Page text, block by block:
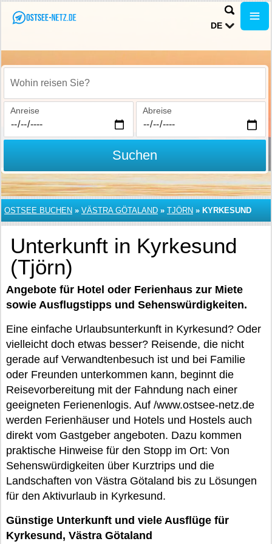
DE
Wohin reisen Sie?
Anreise Abreise
Suchen
OSTSEE BUCHEN » VÄSTRA GÖTALAND » TJÖRN » KYRKESUND
Unterkunft in Kyrkesund
(Tjörn)
Angebote für Hotel oder Ferienhaus zur Miete
sowie Ausflugstipps und Sehenswürdigkeiten.
Eine einfache Urlaubsunterkunft in Kyrkesund? Oder
vielleicht doch etwas besser? Reisende, die nicht
gerade auf Verwandtenbesuch ist und bei Familie
oder Freunden unterkommen kann, beginnt die
Reisevorbereitung mit der Fahndung nach einer
geeigneten Ferienenlogis. Auf /www.ostsee-netz.de
werden Ferienhäuser und Hotels und Hostels auch
direkt vom Gastgeber angeboten. Dazu kommen
praktische Hinweise für den Stopp im Ort: Von
Sehenswürdigkeiten über Kurztrips und die
Landschaften von Västra Götaland bis zu Lösungen
für den Aktivurlaub in Kyrkesund.
Günstige Unterkunft und viele Ausflüge für
Kyrkesund, Västra Götaland